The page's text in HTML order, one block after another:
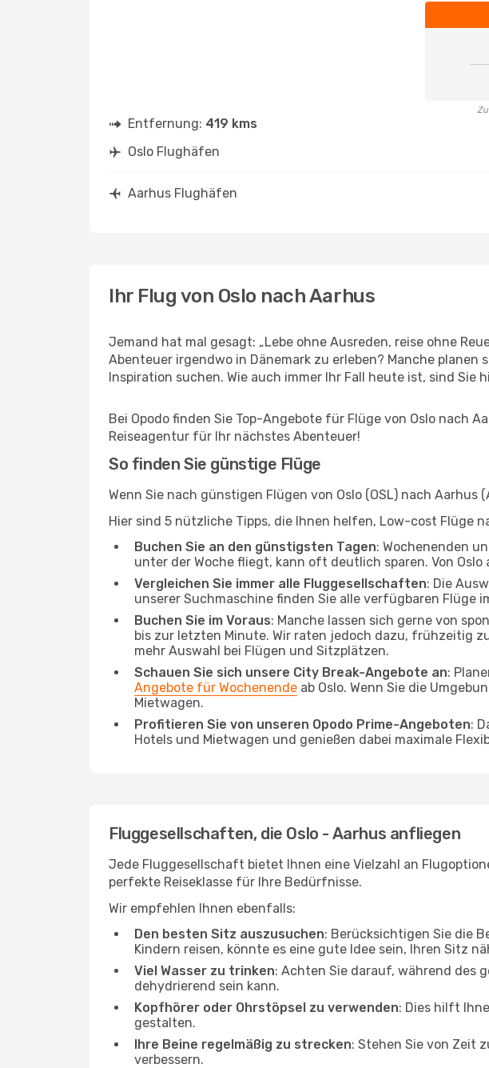
Entfernung: 419 kms
Oslo Flughäfen
Aarhus Flughäfen
Ihr Flug von Oslo nach Aarhus
Jemand hat mal gesagt: „Lebe ohne Ausreden, reise ohne
Abenteuer irgendwo in Dänemark zu erleben? Manche
Inspiration suchen. Wie auch immer Ihr Fall heute ist, sind Sie
Bei Opodo finden Sie Top-Angebote für Flüge von Oslo nach
Reiseagentur für Ihr nächstes Abenteuer!
So finden Sie günstige Flüge
Wenn Sie nach günstigen Flügen von Oslo (OSL) nach Aarhus
Hier sind 5 nützliche Tipps, die Ihnen helfen, Low-cost Flüge
Buchen Sie an den günstigsten Tagen: Wochenenden
unter der Woche fliegt, kann oft deutlich sparen. Von
Vergleichen Sie immer alle Fluggesellschaften: Die
unserer Suchmaschine finden Sie alle verfügbaren Flüge
Buchen Sie im Voraus: Manche lassen sich gerne von
bis zur letzten Minute. Wir raten jedoch dazu, frühzeitig
mehr Auswahl bei Flügen und Sitzplätzen.
Schauen Sie sich unsere City Break-Angebote an:
Angebote für Wochenende ab Oslo. Wenn Sie die
Mietwagen.
Profitieren Sie von unseren Opodo Prime-Angeboten:
Hotels und Mietwagen und genießen dabei maximale
Fluggesellschaften, die Oslo - Aarhus anfliegen
Jede Fluggesellschaft bietet Ihnen eine Vielzahl an
perfekte Reiseklasse für Ihre Bedürfnisse.
Wir empfehlen Ihnen ebenfalls:
Den besten Sitz auszusuchen: Berücksichtigen Sie die
Kindern reisen, könnte es eine gute Idee sein, Ihren Sitz
Viel Wasser zu trinken: Achten Sie darauf, während des
dehydrierend sein kann.
Kopfhörer oder Ohrstöpsel zu verwenden: Dies hilft
gestalten.
Ihre Beine regelmäßig zu strecken: Stehen Sie von Zeit
verbessern.